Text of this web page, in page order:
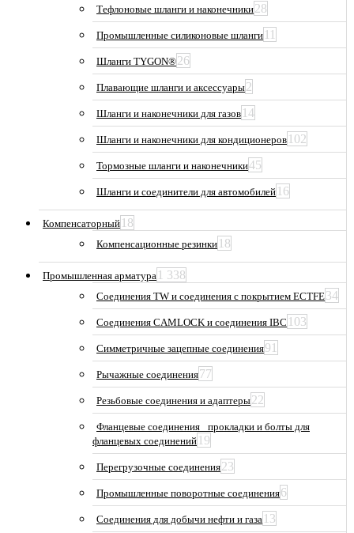
Тефлоновые шланги и наконечники28
Промышленные силиконовые шланги 11
Шланги TYGON®26
Плавающие шланги и аксессуары2
Шланги и наконечники для газов 14
Шланги и наконечники для кондиционеров 102
Тормозные шланги и наконечники45
Шланги и соединители для автомобилей 16
Компенсаторный 18
Компенсационные резинки 18
Промышленная арматура 1 338
Соединения TW и соединения с покрытием ECTFE34
Соединения CAMLOCK и соединения IBC 103
Симметричные зацепные соединения91
Рычажные соединения77
Резьбовые соединения и адаптеры22
Фланцевые соединения_ прокладки и болты для
фланцевых соединений 19
Перегрузочные соединения23
Промышленные поворотные соединения6
Соединения для добычи нефти и газа 13